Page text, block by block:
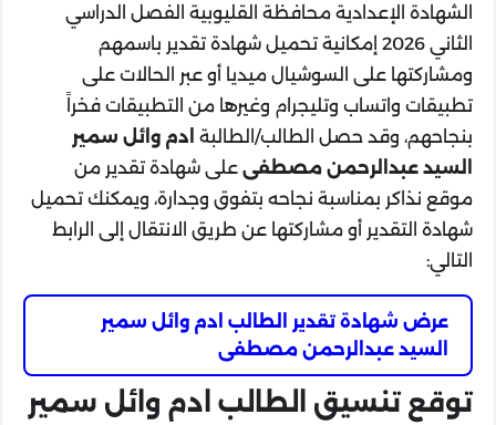
الشهادة الإعدادية محافظة القليوبية الفصل الدراسي
الثاني 2026 إمكانية تحميل شهادة تقدير باسمهم
ومشاركتها على السوشيال ميديا أو عبر الحالات على
تطبيقات واتساب وتليجرام وغيرها من التطبيقات فخراً
بنجاحهم، وقد حصل الطالب/الطالبة ادم وائل سمير
السيد عبدالرحمن مصطفى على شهادة تقدير من
موقع نذاكر بمناسبة نجاحه بتفوق وجدارة، ويمكنك تحميل
شهادة التقدير أو مشاركتها عن طريق الانتقال إلى الرابط
التالي:
عرض شهادة تقدير الطالب ادم وائل سمير
السيد عبدالرحمن مصطفى
توقع تنسيق الطالب ادم وائل سمير